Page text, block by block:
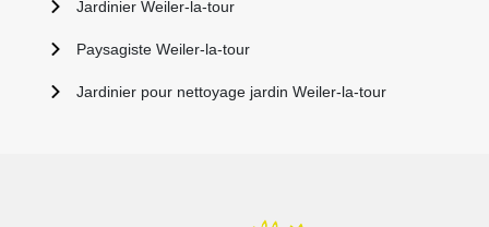
Jardinier Weiler-la-tour
Paysagiste Weiler-la-tour
Jardinier pour nettoyage jardin Weiler-la-tour